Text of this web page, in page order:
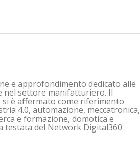
e approfondimento dedicato alle
nel settore manifatturiero. Il
è affermato come riferimento
4.0, automazione, meccatronica,
e formazione, domotica e
testata del Network Digital360